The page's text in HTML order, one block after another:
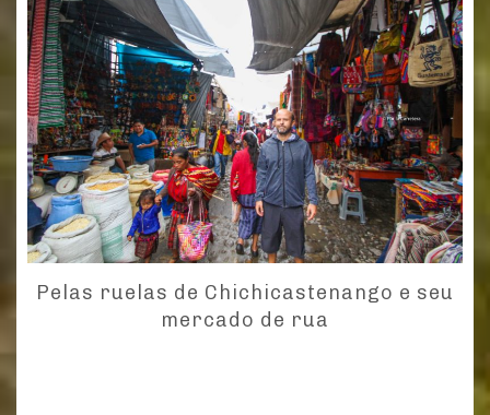
Pelas ruelas de Chichicastenango e seu
mercado de rua